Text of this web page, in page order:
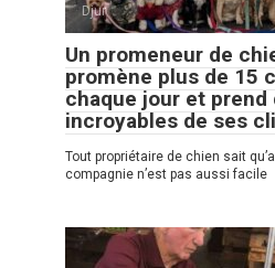
Djur
Un promeneur de
promène plus de 15
chaque jour et prend
incroyables de ses
Tout propriétaire de chien sait
compagnie n’est pas aussi facile